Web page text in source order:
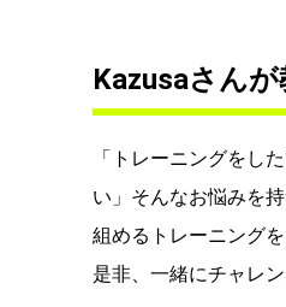
Kazusaさん
「トレーニングをし
い」そんなお悩みを
組めるトレーニング
是非、一緒にチャレ